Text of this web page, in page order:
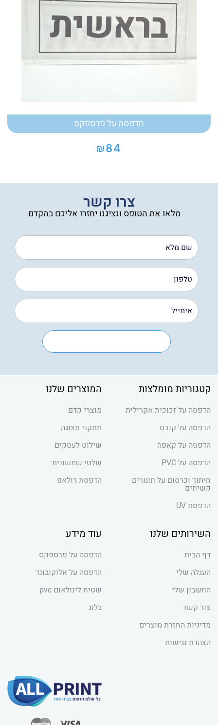
הדפסה על פרספקס
₪84
צרו קשר
מלאו את הטופס ונציגנו יחזרו אליכם בהקדם
קטגוריות מומלצות
הדפסה על זכוכית אקרילית
הדפסה על קנבס
הדפסה על קאפה
הדפסה על PVC
חיתוך וכרסום על חומרים
קשיחים
הדפסת UV
המוצרים שלנו
מוצרי קדם
מתקני תצוגה
שילוט לעסקים
שלטי שמשונית
הדפסת רולאפ
השירותים שלנו
דף הבית
העגלה שלי
החשבון שלי
צור קשר
מדיניות החזרת מוצרים
הצהרת נגישות
עוד מידע
הדפסה על פרספקס
הדפסה על אלוקובונד
שטיח לינולאום pvc
בלוג